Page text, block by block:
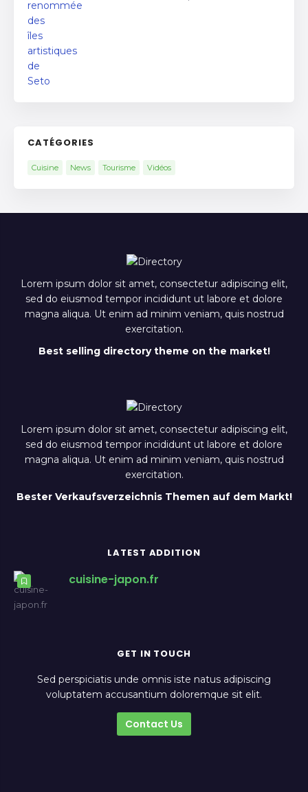
CATÉGORIES
Cuisine News Tourisme Vidéos
Lorem ipsum dolor sit amet, consectetur adipiscing elit,
sed do eiusmod tempor incididunt ut labore et dolore
magna aliqua. Ut enim ad minim veniam, quis nostrud
exercitation.
Best selling directory theme on the market!
Lorem ipsum dolor sit amet, consectetur adipiscing elit,
sed do eiusmod tempor incididunt ut labore et dolore
magna aliqua. Ut enim ad minim veniam, quis nostrud
exercitation.
Bester Verkaufsverzeichnis Themen auf dem Markt!
LATEST ADDITION
cuisine-japon.fr
GET IN TOUCH
Sed perspiciatis unde omnis iste natus adipiscing
voluptatem accusantium doloremque sit elit.
Contact Us